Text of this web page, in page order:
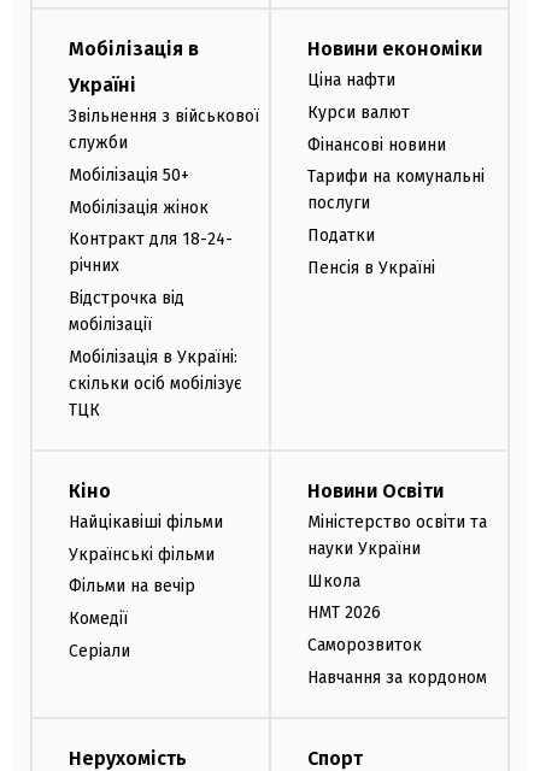
Мобілізація в
Україні
Звільнення з військової
служби
Мобілізація 50+
Мобілізація жінок
Контракт для 18-24-
річних
Відстрочка від
мобілізації
Мобілізація в Україні:
скільки осіб мобілізує
ТЦК
Новини економіки
Ціна нафти
Курси валют
Фінансові новини
Тарифи на комунальні
послуги
Податки
Пенсія в Україні
Кіно
Найцікавіші фільми
Українські фільми
Фільми на вечір
Комедії
Серіали
Новини Освіти
Міністерство освіти та
науки України
Школа
НМТ 2026
Саморозвиток
Навчання за кордоном
Нерухомість Спорт